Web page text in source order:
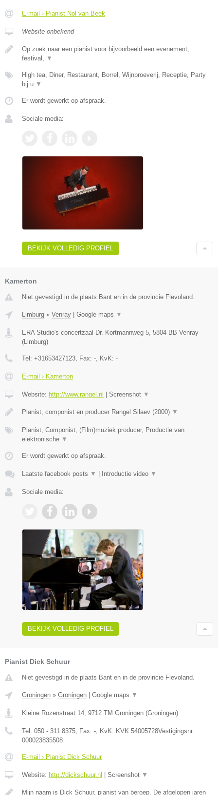
E-mail › Pianist Nol van Beek
Website onbekend
Op zoek naar een pianist voor bijvoorbeeld een evenement,
festival, ▼
High tea, Diner, Restaurant, Borrel, Wijnproeverij, Receptie, Party
bij u ▼
Er wordt gewerkt op afspraak.
Sociale media:
BEKIJK VOLLEDIG PROFIEL
Kamerton
Niet gevestigd in de plaats Bant en in de provincie Flevoland.
Limburg » Venray Google maps ▼
ERA Studio's concertzaal Dr. Kortmannweg 5, 5804 BB Venray
(Limburg)
Tel: +31653427123, Fax: -, KvK: -
E-mail › Kamerton
Website: http://www.rangel.nl Screenshot ▼
Pianist, componist en producer Rangel Silaev (2000) ▼
Pianist, Componist, (Film)muziek producer, Productie van
elektronische ▼
Er wordt gewerkt op afspraak.
Laatste facebook posts ▼ Introductie video ▼
Sociale media:
BEKIJK VOLLEDIG PROFIEL
Pianist Dick Schuur
Niet gevestigd in de plaats Bant en in de provincie Flevoland.
Groningen » Groningen Google maps ▼
Kleine Rozenstraat 14 9712 TM Groningen (Groningen)
Tel: 050 - 311 8375 , Fax: - , KvK: KVK 54005728Vestigingsnr.
000023835508
E-mail › Pianist Dick Schuur
Website: http://dickschuur.nl Screenshot ▼
Mijn naam is Dick Schuur, pianist van beroep. De afgelopen jaren